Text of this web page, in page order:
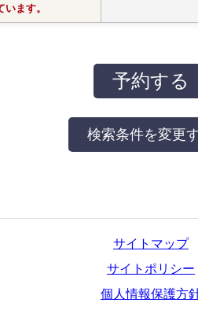
ます。
サイトマップ
サイトポリシー
個人情報保護方